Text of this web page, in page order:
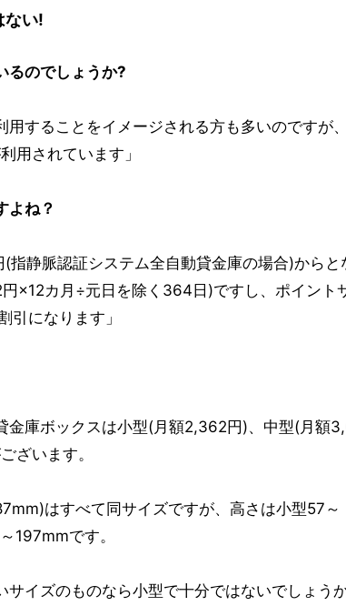
ない!
のでしょうか?
することをイメージされる方も多いのですが
用されています」
ね？
静脈認証システム全自動貸金庫の場合)からと
×12カ月÷元日を除く364日)ですし、ポイント
引になります」
金庫ボックスは小型(月額2,362円)、中型(月額
ざいます。
はすべて同サイズですが、高さは小型57～
197mmです。
イズのものなら小型で十分ではないでしょう